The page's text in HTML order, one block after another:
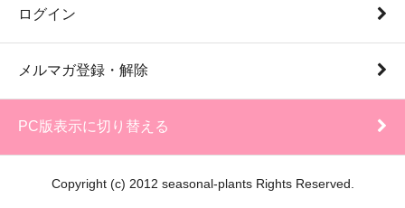
ログイン
メルマガ登録・解除
PC版表示に切り替える
Copyright (c) 2012 seasonal-plants Rights Reserved.